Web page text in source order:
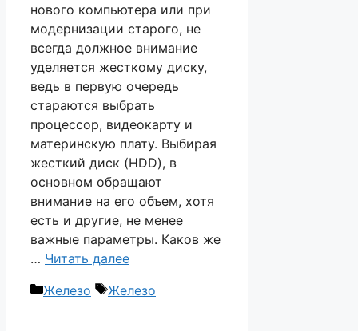
нового компьютера или при
модернизации старого, не
всегда должное внимание
уделяется жесткому диску,
ведь в первую очередь
стараются выбрать
процессор, видеокарту и
материнскую плату. Выбирая
жесткий диск (HDD), в
основном обращают
внимание на его объем, хотя
есть и другие, не менее
важные параметры. Каков же
… Читать далее
Рубрики
Железо Метки
Железо